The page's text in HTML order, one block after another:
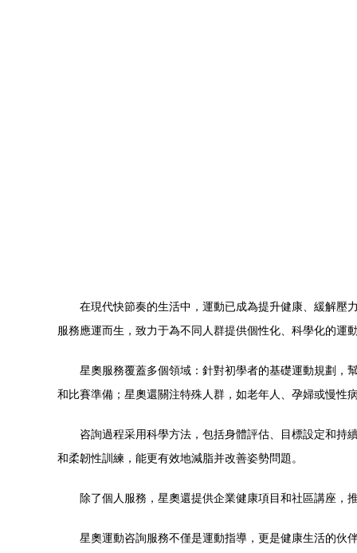
在現代快節奏的生活中，運動已成為提升健康、緩解壓
服務應運而生，致力于為不同人群提供個性化、科學化的運動
星奧服務覆蓋多個領域：針對初學者的基礎運動規劃，
和比賽準備；星奧還關注特殊人群，如老年人、孕婦或慢性
咨詢過程采用科學方法，包括身體評估、目標設定和持
和柔韌性訓練，能更有效地減脂并改善姿勢問題。
除了個人服務，星奧還提供企業健康項目和社區講座，
星奧運動咨詢服務不僅是運動指導，更是健康生活的伙